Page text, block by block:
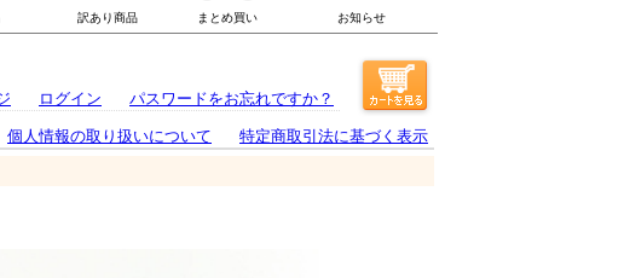
ログイン パスワードをお忘れですか？
個人情報の取り扱いについて 特定商取引法に基づく表示